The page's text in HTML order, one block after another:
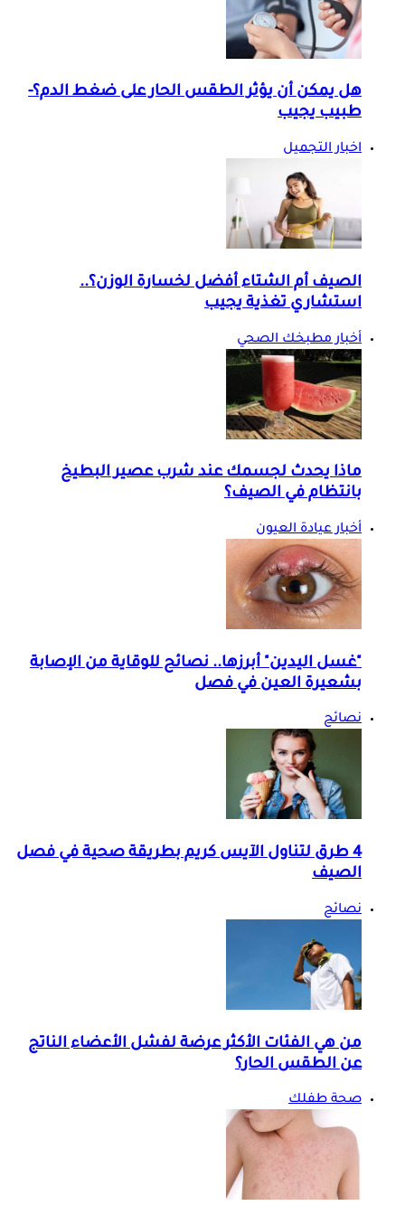
هل يمكن أن يؤثر الطقس الحار على ضغط الدم؟-
طبيب يجيب
اخبار التجميل
الصيف أم الشتاء أفضل لخسارة الوزن؟..
استشاري تغذية يجيب
أخبار مطبخك الصحي
ماذا يحدث لجسمك عند شرب عصير البطيخ
بانتظام في الصيف؟
أخبار عيادة العيون
"غسل اليدين" أبرزها.. نصائح للوقاية من الإصابة
بشعيرة العين في فصل
نصائح
4 طرق لتناول الآيس كريم بطريقة صحية في فصل
الصيف
نصائح
من هي الفئات الأكثر عرضة لفشل الأعضاء الناتج
عن الطقس الحار؟
صحة طفلك